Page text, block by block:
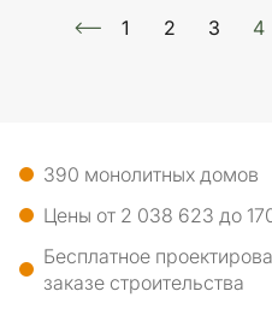
1 2 3 4
390 монолитных домов
Цены от 2 038 623 до
Бесплатное
заказе строительства